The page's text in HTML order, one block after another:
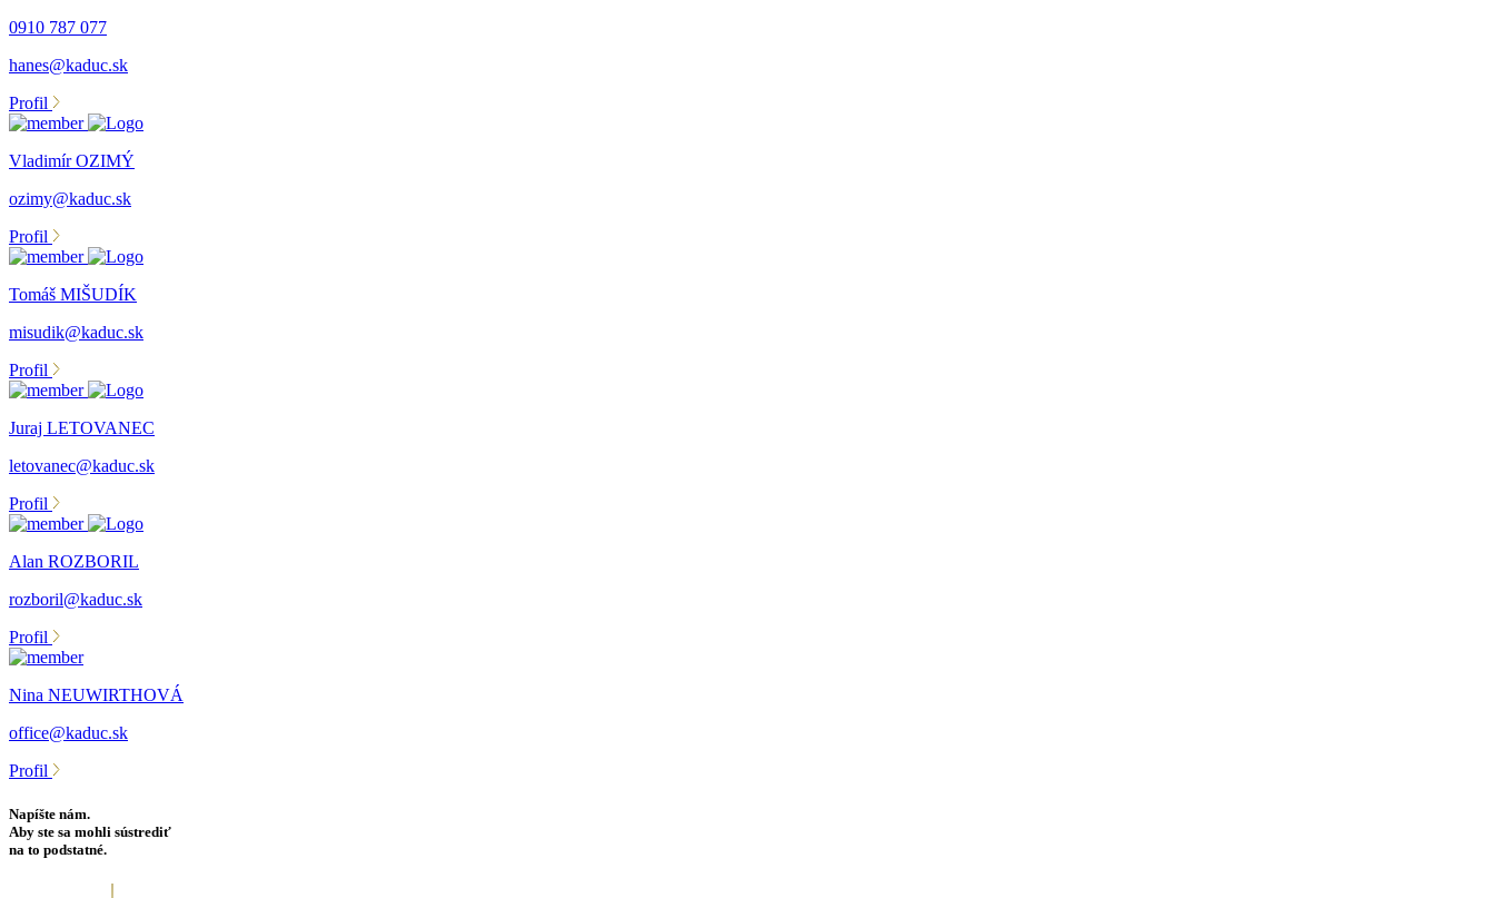
0910 787 077
hanes@kaduc.sk
Profil
Vladimír OZIMÝ
ozimy@kaduc.sk
Profil
Tomáš MIŠUDÍK
misudik@kaduc.sk
Profil
Juraj LETOVANEC
letovanec@kaduc.sk
Profil
Alan ROZBORIL
rozboril@kaduc.sk
Profil
Nina NEUWIRTHOVÁ
office@kaduc.sk
Profil
Napíšte nám.
Aby ste sa mohli sústrediť
na to podstatné.